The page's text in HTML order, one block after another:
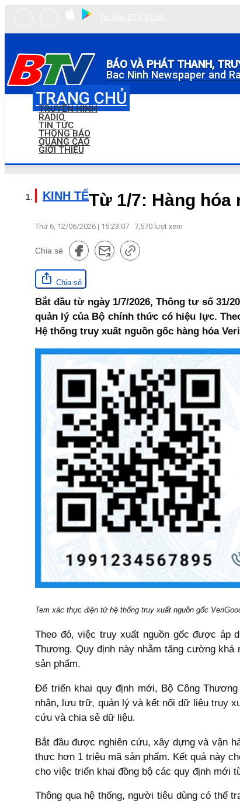
BÁO VÀ PHÁT THANH,
Bac Ninh Newspaper and
TRANG CHỦ
TRUYỀN HÌNH
RADIO
TIN TỨC
THÔNG BÁO
QUẢNG CÁO
GIỚI THIỆU
KINH TẾTừ 1/7: Hàng hóa
Thứ 6, 12/06/2026 | 15:23:07 7,570 lượt xem
Chia sẻ
Chia sẻ
Bắt đầu từ ngày 1/7/2026, Thông tư số 31/
quản lý của Bộ chính thức có hiệu lực.
Hệ thống truy xuất nguồn gốc hàng hóa
Tem xác thực điện tử hệ thống truy xuất nguồn gốc
Theo đó, việc truy xuất nguồn gốc được áp
Thương. Quy định này nhằm tăng cường
sản phẩm.
Để triển khai quy định mới, Bộ Công
nhận, lưu trữ, quản lý và kết nối dữ liệu truy
cứu và chia sẻ dữ liệu.
Bắt đầu được nghiên cứu, xây dựng và vận
thực hơn 1 triệu mã sản phẩm. Kết quả này
cho việc triển khai đồng bộ các quy định mới
Thông qua hệ thống, người tiêu dùng có thể